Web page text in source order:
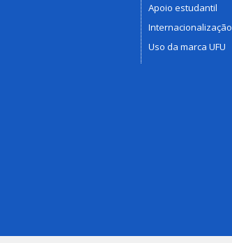
Apoio estudantil
Internacionalização
Uso da marca UFU